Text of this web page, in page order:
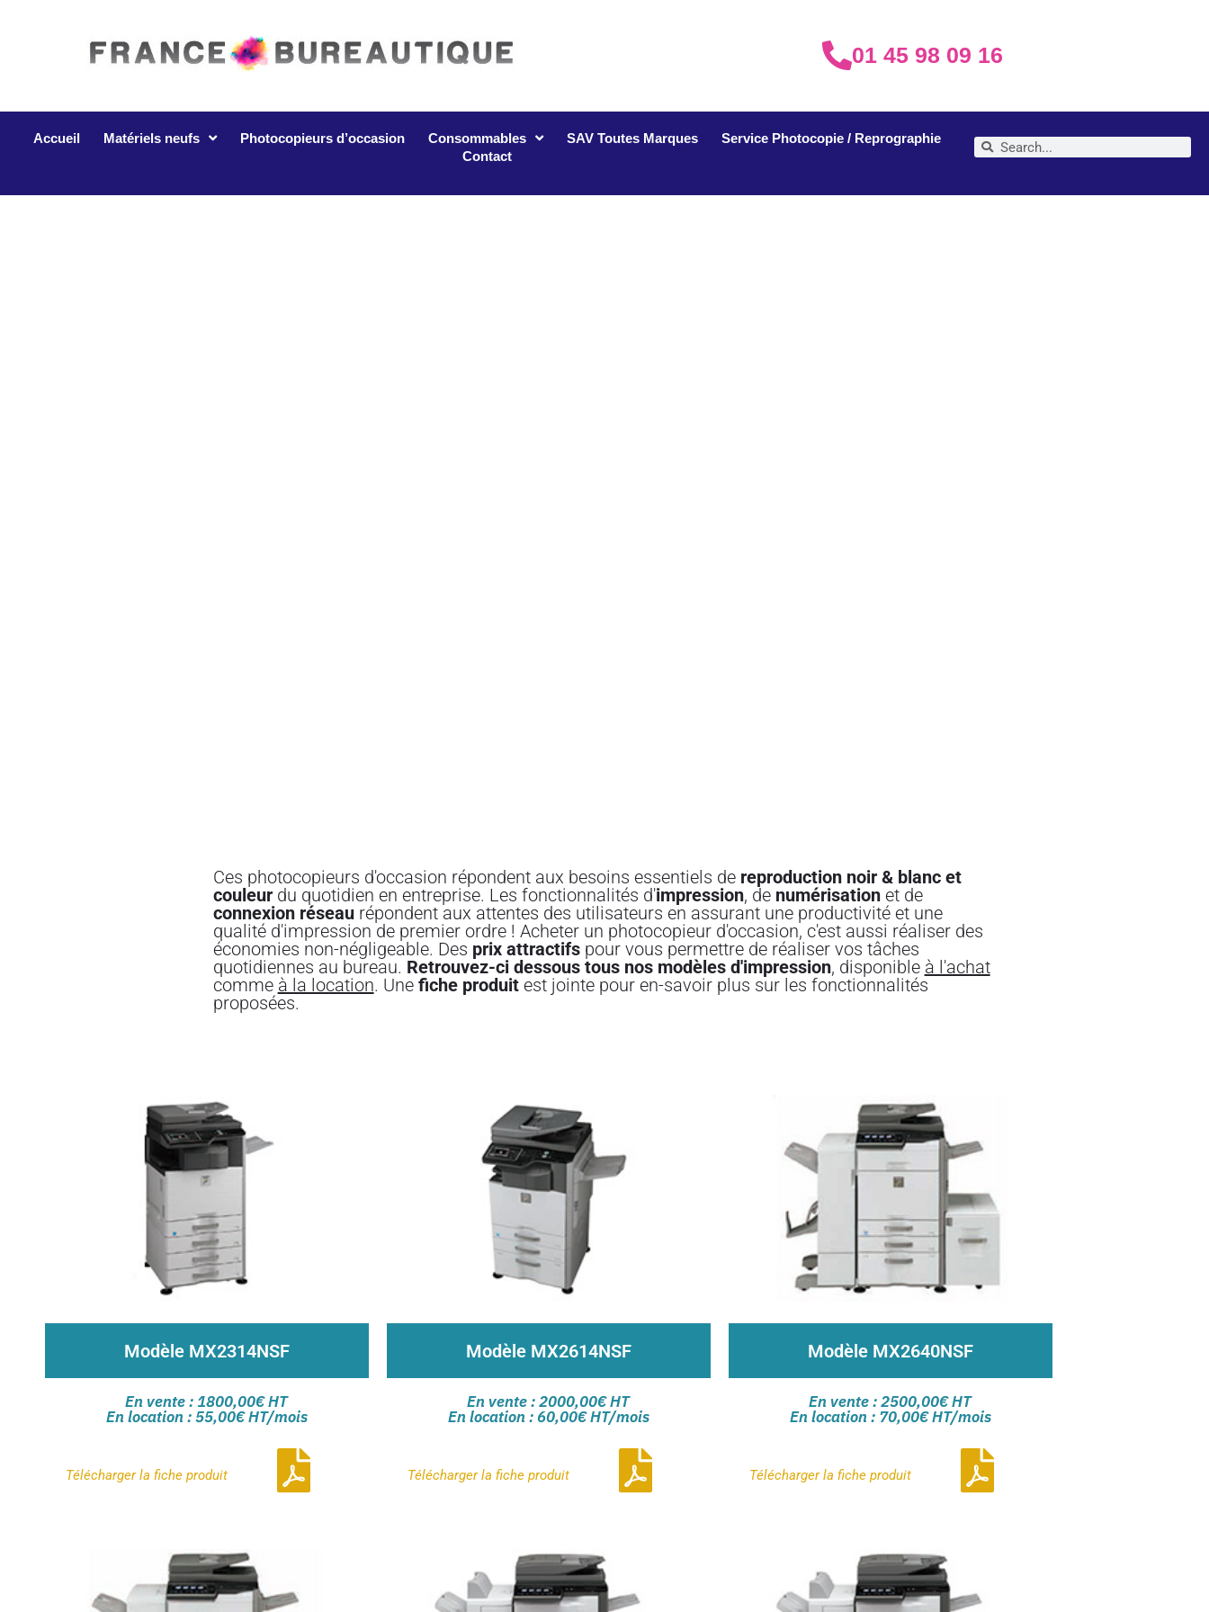
01 45 98 09 16
Accueil Matériels neufs Photocopieurs d’occasion Consommables SAV Toutes Marques
Service Photocopie / Reprographie
Contact
Ces photocopieurs d'occasion répondent aux besoins essentiels de reproduction noir & blanc et
couleurdu quotidien en entreprise. Les fonctionnalités d'impression, de numérisationet de
connexion réseau répondent aux attentes des utilisateurs en assurant une productivité et une
qualité d'impression de premier ordre ! Acheter un photocopieur d'occasion, c'est aussi réaliser des
économies non-négligeable. Des prix attractifspour vous permettre de réaliser vos tâches
quotidiennes au bureau. Retrouvez-ci dessous tous nos modèles d'impression, disponible à l'achat
comme à la location. Une fiche produitest jointe pour en-savoir plus sur les fonctionnalités
proposées.
23ppm
Ecran tactile couleur de 7 pouces pour une
Modèle MX2314NSF
En vente : 1800,00€ HT
En location : 55,00€ HT/mois
Télécharger lafiche produit
Copie, impression, numérisation et fax
Système d'impression A4/A3 en couleur 26
Capacité papier de 600 feuilles en standard
Modèle MX2614NSF
En vente : 2000,00€ HT
En location : 60,00€ HT/mois
Télécharger lafiche produit
Système A4/A3 couleur à la pointe de la
technologie
Meuble support avec 3 casettes de 500 feuilles
Modèle MX2640NSF
En vente : 2500,00€ HT
En location : 70,00€ HT/mois
Télécharger lafiche produit